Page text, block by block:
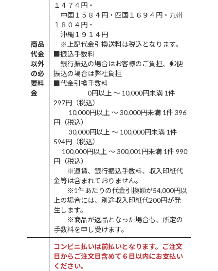
商品
代金
以外
の必
要料
金
１４７４円・
中国１５８４円・四国１６９４円・九州
１８０４円・
沖縄１９１４円
※上記代金引換送料は税込となります。
■振込手数料
銀行振込の場合はお客様のご負担、郵便
振込の場合は弊社負担
■代金引換手数料
0円以上 ～ 10,000円未満 1件
297円（税込）
10,000円以上 ～ 30,000円未満 1件 396
円（税込）
30,000円以上 ～ 100,000円未満 1件
594円（税込）
100,000円以上 ～ 300,001円未満 1件 990
円（税込）
※運賃、銀行振込手数料、収入印紙代
金等は含まれておりません。
※1件あたりの代金引換額が54,000円以
上の場合には、別途収入印紙代200円が発
生します。
※商品が返品となった場合も、所定の
手数料を申し受けます。
コンビニ払いは前払いとなります。ご注文
日からご注文日含めて６日以内にお支払い
ください。